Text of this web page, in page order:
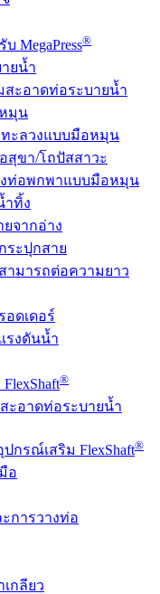
MegaPress®
ยน้ำ
สะอาดท่อระบายน้ำ
มุน
ทะลวงแบบมือหมุน
สุขา/โถปัสสาวะ
งท่อพกพาแบบมือหมุน
ำทิ้ง
ยจากอ่าง
ระปุกสาย
ามารถต่อความยาว
อดเดอร์
รงดันน้ำ
®
ะอาดท่อระบายน้ำ
ปกรณ์เสริม FlexShaft®
อ
การวางท่อ
กลียว